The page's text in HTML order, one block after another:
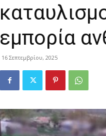
εμπορία
16 Σεπτεμβρίου, 2025